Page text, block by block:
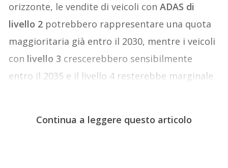
orizzonte, le vendite di veicoli conADAS di
livello 2 potrebbero rappresentare una quota
maggioritaria già entro il 2030, mentre i veicoli
con livello 3 crescerebbero sensibilmente
entro il 2035 e il livello 4 resterebbe marginale.
Continua a leggere questo articolo